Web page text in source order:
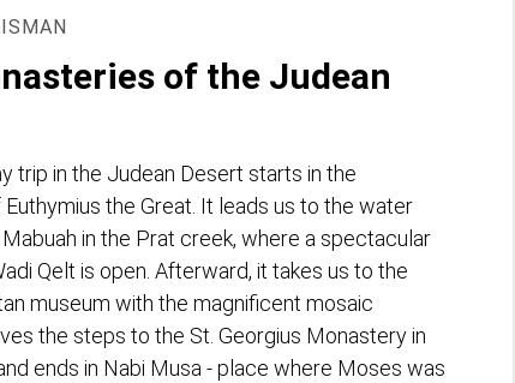
of the Judean
trip in the Judean Desert starts in the
the Great. It leads us to the water
in the Prat creek, where a spectacular
Qelt is open. Afterward, it takes us to the
museum with the magnificent mosaic
the steps to the St. Georgius Monastery in
ends in Nabi Musa - place where Moses was